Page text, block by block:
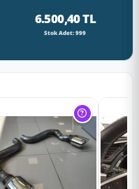
6.500,40 TL
Stok Adet: 999